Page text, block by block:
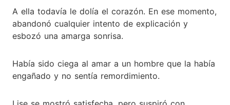
A ella todavía le dolía el corazón. En ese momento,
abandonó cualquier intento de explicación y
esbozó una amarga sonrisa.
Había sido ciega al amar a un hombre que la había
engañado y no sentía remordimiento.